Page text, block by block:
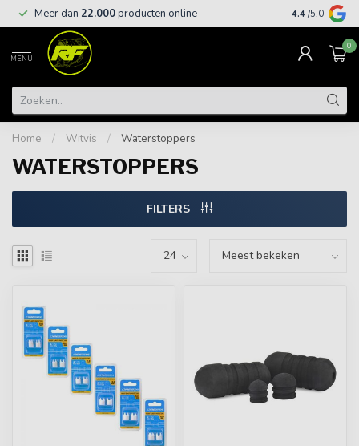
Meer dan 22.000producten online Gratis
4.4 /5.0
MENU
0
Home / Witvis / Waterstoppers
WATERSTOPPERS
FILTERS